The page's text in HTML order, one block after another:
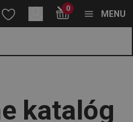
katalóg jeseň/zima 2022
obsah 0
MENU
katalóg